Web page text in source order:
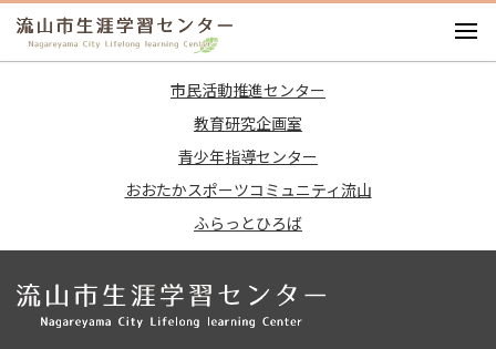
お知らせ
施設紹介
利用案内
利用料・図面
市民活動推進センター
教育研究企画室
青少年指導センター
おおたかスポーツコミュニティ流山
ふらっとひろば